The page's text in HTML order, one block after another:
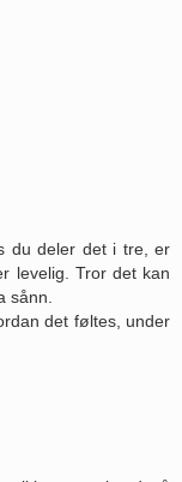
du deler det i tre, er
levelig. Tror det kan
sånn.
det føltes, under